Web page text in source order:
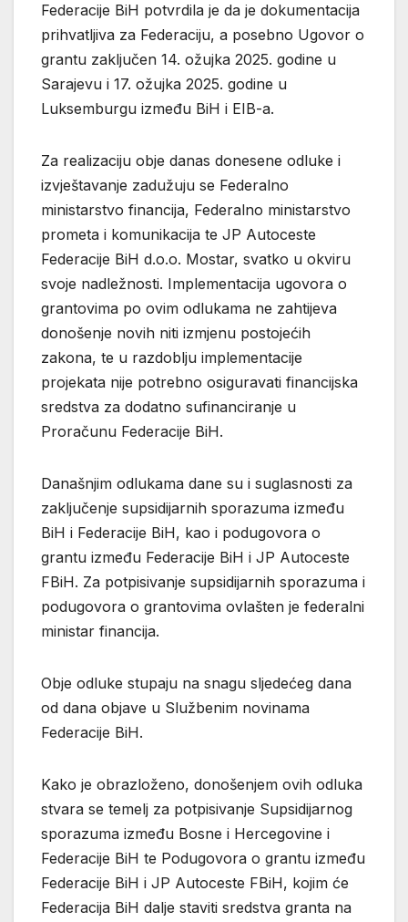
Federacije BiH potvrdila je da je dokumentacija
prihvatljiva za Federaciju, a posebno Ugovor o
grantu zaključen 14. ožujka 2025. godine u
Sarajevu i 17. ožujka 2025. godine u
Luksemburgu između BiH i EIB-a.
Za realizaciju obje danas donesene odluke i
izvještavanje zadužuju se Federalno
ministarstvo financija, Federalno ministarstvo
prometa i komunikacija te JP Autoceste
Federacije BiH d.o.o. Mostar, svatko u okviru
svoje nadležnosti. Implementacija ugovora o
grantovima po ovim odlukama ne zahtijeva
donošenje novih niti izmjenu postojećih
zakona, te u razdoblju implementacije
projekata nije potrebno osiguravati financijska
sredstva za dodatno sufinanciranje u
Proračunu Federacije BiH.
Današnjim odlukama dane su i suglasnosti za
zaključenje supsidijarnih sporazuma između
BiH i Federacije BiH, kao i podugovora o
grantu između Federacije BiH i JP Autoceste
FBiH. Za potpisivanje supsidijarnih sporazuma i
podugovora o grantovima ovlašten je federalni
ministar financija.
Obje odluke stupaju na snagu sljedećeg dana
od dana objave u Službenim novinama
Federacije BiH.
Kako je obrazloženo, donošenjem ovih odluka
stvara se temelj za potpisivanje Supsidijarnog
sporazuma između Bosne i Hercegovine i
Federacije BiH te Podugovora o grantu između
Federacije BiH i JP Autoceste FBiH, kojim će
Federacija BiH dalje staviti sredstva granta na